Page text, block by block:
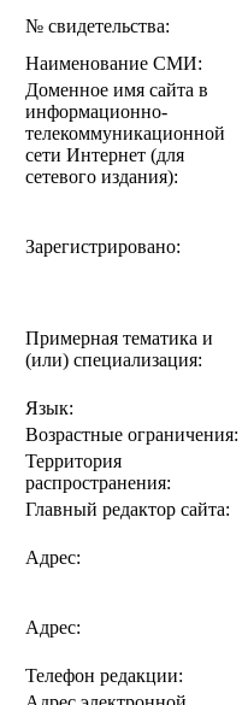
№ свидетельства:
Наименование СМИ:
Доменное имя сайта в
информационно-
телекоммуникационной
сети Интернет (для
сетевого издания):
Зарегистрировано:
Примерная тематика и
(или) специализация:
Язык:
Возрастные ограничения:
Территория
распространения:
Главный редактор сайта:
Адрес:
Адрес:
Телефон редакции: